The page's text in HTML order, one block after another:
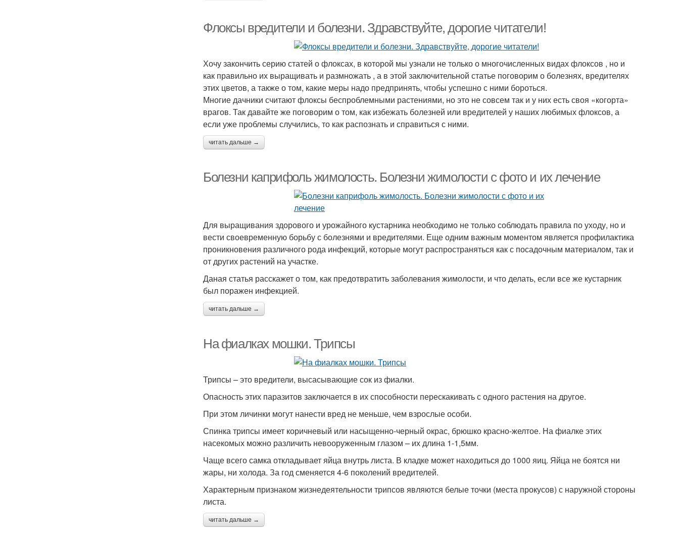
Флоксы вредители и болезни. Здравствуйте, дорогие читатели!
Хочу закончить серию статей о флоксах, в которой мы узнали не только о многочисленных видах флоксов , но и
как правильно их выращивать и размножать , а в этой заключительной статье поговорим о болезнях, вредителях
этих цветов, а также о том, какие меры надо предпринять, чтобы успешно с ними бороться.
Многие дачники считают флоксы беспроблемными растениями, но это не совсем так и у них есть своя «когорта»
врагов. Так давайте же поговорим о том, как избежать болезней или вредителей у наших любимых флоксов, а
если уже проблемы случились, то как распознать и справиться с ними.
читать дальше →
Болезни каприфоль жимолость. Болезни жимолости с фото и их лечение
Для выращивания здорового и урожайного кустарника необходимо не только соблюдать правила по уходу, но и
вести своевременную борьбу с болезнями и вредителями. Еще одним важным моментом является профилактика
проникновения различного рода инфекций, которые могут распространяться как с посадочным материалом, так и
от других растений на участке.
Даная статья расскажет о том, как предотвратить заболевания жимолости, и что делать, если все же кустарник
был поражен инфекцией.
читать дальше →
На фиалках мошки. Трипсы
Трипсы – это вредители, высасывающие сок из фиалки.
Опасность этих паразитов заключается в их способности перескакивать с одного растения на другое.
При этом личинки могут нанести вред не меньше, чем взрослые особи.
Спинка трипсы имеет коричневый или насыщенно-черный окрас, брюшко красно-желтое. На фиалке этих
насекомых можно различить невооруженным глазом – их длина 1-1,5мм.
Чаще всего самка откладывает яйца внутрь листа. В кладке может находиться до 1000 яиц. Яйца не боятся ни
жары, ни холода. За год сменяется 4-6 поколений вредителей.
Характерным признаком жизнедеятельности трипсов являются белые точки (места прокусов) с наружной стороны
листа.
читать дальше →